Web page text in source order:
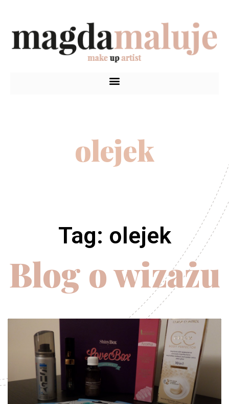
olejek
Tag: olejek
Blog o wizażu